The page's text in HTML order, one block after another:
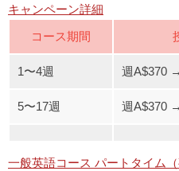
キャンペーン詳細
コース期間
1〜4週 週A$370
5〜17週 週A$370
一般英語コース パートタイム